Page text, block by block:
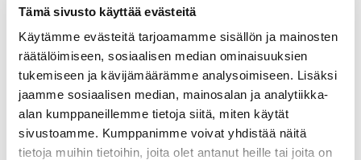
Tämä sivusto käyttää evästeitä
Käytämme evästeitä tarjoamamme sisällön ja mainosten
räätälöimiseen, sosiaalisen median ominaisuuksien
tukemiseen ja kävijämäärämme analysoimiseen. Lisäksi
jaamme sosiaalisen median, mainosalan ja analytiikka-
alan kumppaneillemme tietoja siitä, miten käytät
sivustoamme. Kumppanimme voivat yhdistää näitä
tietoja muihin tietoihin, joita olet antanut heille tai joita on
RGB-KONTROLLERI
144,00 €